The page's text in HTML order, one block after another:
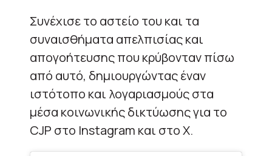
Συνέχισε το αστείο του και τα
συναισθήματα απελπισίας και
απογοήτευσης που κρύβονταν πίσω
από αυτό, δημιουργώντας έναν
ιστότοπο και λογαριασμούς στα
μέσα κοινωνικής δικτύωσης για το
CJP στο Instagram και στο X.